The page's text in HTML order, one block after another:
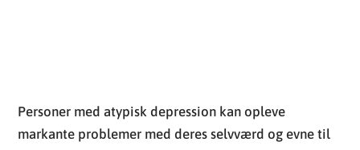
depression kan være ekstremt følsomme over for
afvisning og kritik, hvilket resulterer i en markant lav